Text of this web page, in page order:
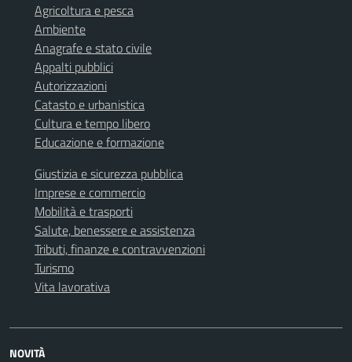
Agricoltura e pesca
Ambiente
Anagrafe e stato civile
Appalti pubblici
Autorizzazioni
Catasto e urbanistica
Cultura e tempo libero
Educazione e formazione
Giustizia e sicurezza pubblica
Imprese e commercio
Mobilità e trasporti
Salute, benessere e assistenza
Tributi, finanze e contravvenzioni
Turismo
Vita lavorativa
NOVITÀ